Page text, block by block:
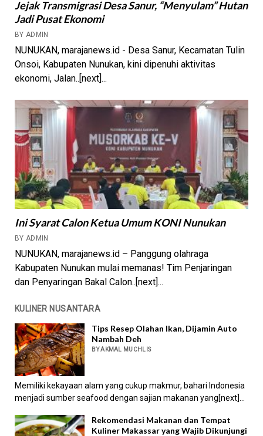
Jejak Transmigrasi Desa Sanur, “Menyulam” Hutan
Jadi Pusat Ekonomi
BY ADMIN
NUNUKAN, marajanews.id - Desa Sanur, Kecamatan Tulin
Onsoi, Kabupaten Nunukan, kini dipenuhi aktivitas
ekonomi, Jalan..[next]...
Ini Syarat Calon Ketua Umum KONI Nunukan
BY ADMIN
NUNUKAN, marajanews.id – Panggung olahraga
Kabupaten Nunukan mulai memanas! Tim Penjaringan
dan Penyaringan Bakal Calon..[next]...
KULINER NUSANTARA
Tips Resep Olahan Ikan, Dijamin Auto
Nambah Deh
BY AKMAL MUCHLIS
Memiliki kekayaan alam yang cukup makmur, bahari Indonesia
menjadi sumber seafood dengan sajian makanan yang[next]...
Rekomendasi Makanan dan Tempat
Kuliner Makassar yang Wajib Dikunjungi